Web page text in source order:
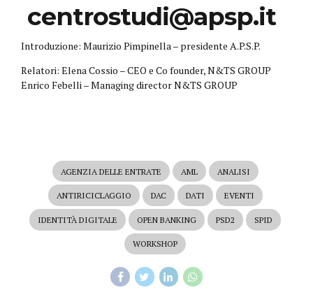
centrostudi@apsp.it
Introduzione: Maurizio Pimpinella – presidente A.P.S.P.
Relatori: Elena Cossio – CEO e Co founder, N&TS GROUP
Enrico Febelli – Managing director N&TS GROUP
AGENZIA DELLE ENTRATE AML ANALISI
ANTIRICICLAGGIO DAC DATI EVENTI
IDENTITÀ DIGITALE OPEN BANKING PSD2 SPID
WORKSHOP